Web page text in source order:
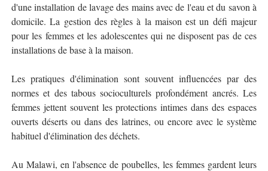
d'une installation de lavage des mains avec de l'eau et du savon à
domicile. La gestion des règles à la maison est un défi majeur
pour les femmes et les adolescentes qui ne disposent pas de ces
installations de base à la maison.
Les pratiques d'élimination sont souvent influencées par des
normes et des tabous socioculturels profondément ancrés. Les
femmes jettent souvent les protections intimes dans des espaces
ouverts déserts ou dans des latrines, ou encore avec le système
habituel d'élimination des déchets.
Au Malawi, en l'absence de poubelles, les femmes gardent leurs